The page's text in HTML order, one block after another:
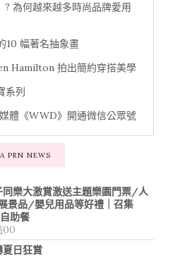
為何越來越多時尚品牌愛用
10 幅著名抽象畫
Hamilton 拍出簡約穿搭美學
列
體《WWD》開通微信公眾號
PRN NEWS
樂大激賞激送主題樂園門票/人
品/嬰兒用品等好禮｜召集
助餐
00
日狂賞